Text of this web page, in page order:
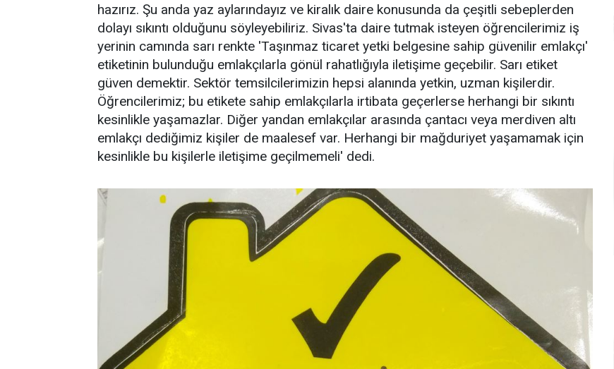
hazırız. Şu anda yaz aylarındayız ve kiralık daire konusunda da çeşitli sebeplerden
dolayı sıkıntı olduğunu söyleyebiliriz. Sivas'ta daire tutmak isteyen öğrencilerimiz iş
yerinin camında sarı renkte 'Taşınmaz ticaret yetki belgesine sahip güvenilir emlakçı'
etiketinin bulunduğu emlakçılarla gönül rahatlığıyla iletişime geçebilir. Sarı etiket
güven demektir. Sektör temsilcilerimizin hepsi alanında yetkin, uzman kişilerdir.
Öğrencilerimiz; bu etikete sahip emlakçılarla irtibata geçerlerse herhangi bir sıkıntı
kesinlikle yaşamazlar. Diğer yandan emlakçılar arasında çantacı veya merdiven altı
emlakçı dediğimiz kişiler de maalesef var. Herhangi bir mağduriyet yaşamamak için
kesinlikle bu kişilerle iletişime geçilmemeli' dedi.